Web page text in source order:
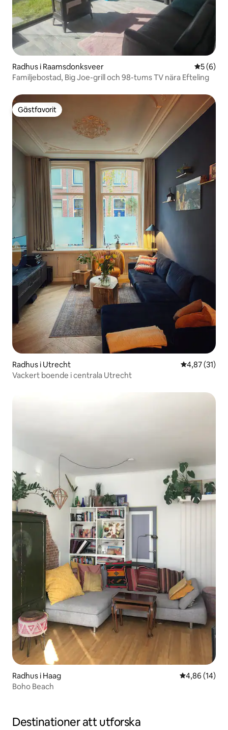
Radhus i Raamsdonksveer 5 av 5 i
5 (6)
Familjebostad, Big Joe-grill och 98-tums TV nära Efteling
Gästfavorit
Gästfavorit
Radhus i Utrecht 4,87 av 5 i
4,87 (31)
Vackert boende i centrala Utrecht
Radhus i Haag 4,86 av 5 i
4,86 (14)
Boho Beach
Destinationer att utforska